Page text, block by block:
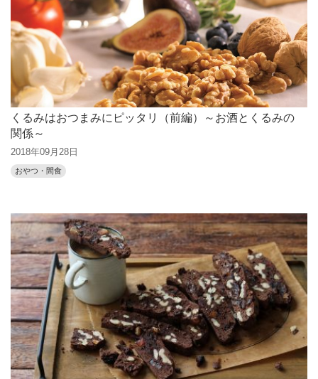
くるみはおつまみにピッタリ（前編）～お酒とくるみの
関係～
2018年09月28日
おやつ・間食